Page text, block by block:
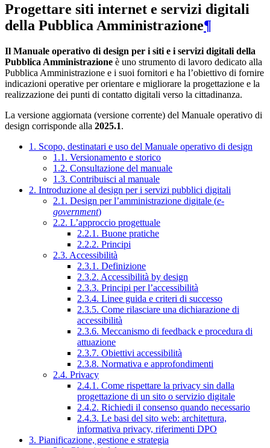
Progettare siti internet e servizi digitali
della Pubblica Amministrazione¶
Il Manuale operativo di design per i siti e i servizi digitali della
Pubblica Amministrazione è uno strumento di lavoro dedicato alla
Pubblica Amministrazione e i suoi fornitori e ha l’obiettivo di fornire
indicazioni operative per orientare e migliorare la progettazione e la
realizzazione dei punti di contatto digitali verso la cittadinanza.
La versione aggiornata (versione corrente) del Manuale operativo di
design corrisponde alla 2025.1.
1. Scopo, destinatari e uso del Manuale operativo di design
1.1. Versionamento e storico
1.2. Consultazione del manuale
1.3. Contribuisci al manuale
2. Introduzione al design per i servizi pubblici digitali
2.1. Design per l’amministrazione digitale (e-
government)
2.2. L’approccio progettuale
2.2.1. Buone pratiche
2.2.2. Principi
2.3. Accessibilità
2.3.1. Definizione
2.3.2. Accessibilità by design
2.3.3. Principi per l’accessibilità
2.3.4. Linee guida e criteri di successo
2.3.5. Come rilasciare una dichiarazione di
accessibilità
2.3.6. Meccanismo di feedback e procedura di
attuazione
2.3.7. Obiettivi accessibilità
2.3.8. Normativa e approfondimenti
2.4. Privacy
2.4.1. Come rispettare la privacy sin dalla
progettazione di un sito o servizio digitale
2.4.2. Richiedi il consenso quando necessario
2.4.3. Le basi del sito web: architettura,
informativa privacy, riferimenti DPO
3. Pianificazione, gestione e strategia